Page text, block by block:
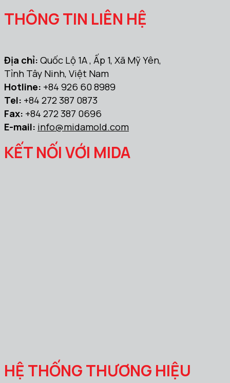
THÔNG TIN LIÊN HỆ
Địa chỉ:Quốc Lộ 1A , Ấp 1, Xã Mỹ Yên,
Tỉnh Tây Ninh, Việt Nam
Hotline: +84 926 60 8989
Tel: +84 272 387 0873
Fax: +84 272 387 0696
E-mail: info@midamold.com
KẾT NỐI VỚI MIDA
HỆ THỐNG THƯƠNG HIỆU